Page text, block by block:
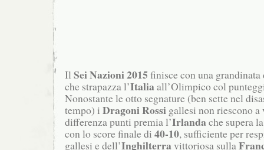
Il Sei Nazioni 2015 finisce con una
che strapazza l’Italia all’Olimpico col
Nonostante le otto segnature (ben sette nel
tempo) i Dragoni Rossi gallesi non riescono
differenza punti premia l’Irlanda che supera
con lo score finale di 40-10, sufficiente per
gallesi e dell’Inghilterra vittoriosa sulla